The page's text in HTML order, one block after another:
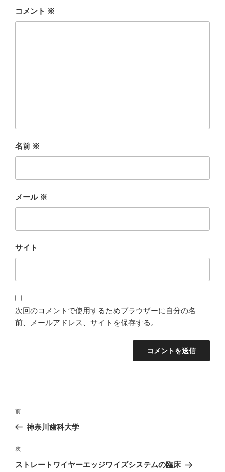
コメント ※
名前 ※
メール ※
サイト
次回のコメントで使用するためブラウザーに自分の名
前、メールアドレス、サイトを保存する。
投
ビ
ゲ
過
去
投
前
神奈川歯科大学
次
の
次
ストレートワイヤーエッジワイズシステムの臨床